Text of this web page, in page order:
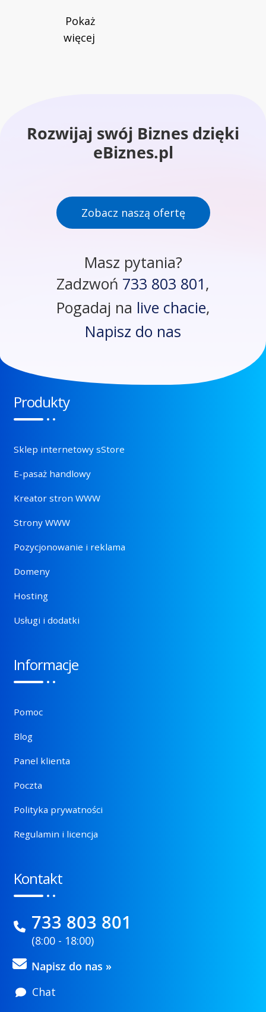
Pokaż
więcej
Rozwijaj swój Biznes dzięki
eBiznes.pl
Zobacz naszą ofertę
Masz pytania?
Zadzwoń 733 803 801,
Pogadaj na live chacie,
Napisz do nas
Produkty
Sklep internetowy sStore
E-pasaż handlowy
Kreator stron WWW
Strony WWW
Pozycjonowanie i reklama
Domeny
Hosting
Usługi i dodatki
Informacje
Pomoc
Blog
Panel klienta
Poczta
Polityka prywatności
Regulamin i licencja
Kontakt
733 803 801
(8:00 - 18:00)
Napisz do nas »
Chat